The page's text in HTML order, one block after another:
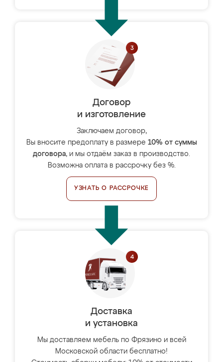
Договор
и изготовление
Заключаем договор,
Вы вносите предоплату в размере 10% от суммы
договора, и мы отдаём заказ в производство.
Возможна оплата в рассрочку без %.
УЗНАТЬ О РАССРОЧКЕ
Доставка
и установка
Мы доставляем мебель по Фрязино и всей
Московской области бесплатно!